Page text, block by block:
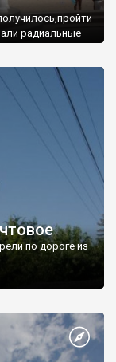
радиальные
по дороге из